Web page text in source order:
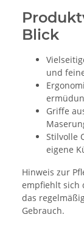
Blick
und
Griffe
Stilvolle
eigene
Hinweis zur
empfiehlt sich
das
Gebrauch.